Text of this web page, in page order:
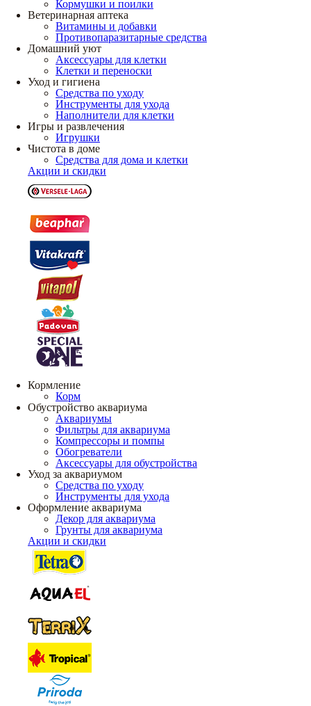
Кормушки и поилки
Ветеринарная аптека
Витамины и добавки
Противопаразитарные средства
Домашний уют
Аксессуары для клетки
Клетки и переноски
Уход и гигиена
Средства по уходу
Инструменты для ухода
Наполнители для клетки
Игры и развлечения
Игрушки
Чистота в доме
Средства для дома и клетки
Акции и скидки
Кормление
Корм
Обустройство аквариума
Аквариумы
Фильтры для аквариума
Компрессоры и помпы
Обогреватели
Аксессуары для обустройства
Уход за аквариумом
Средства по уходу
Инструменты для ухода
Оформление аквариума
Декор для аквариума
Грунты для аквариума
Акции и скидки